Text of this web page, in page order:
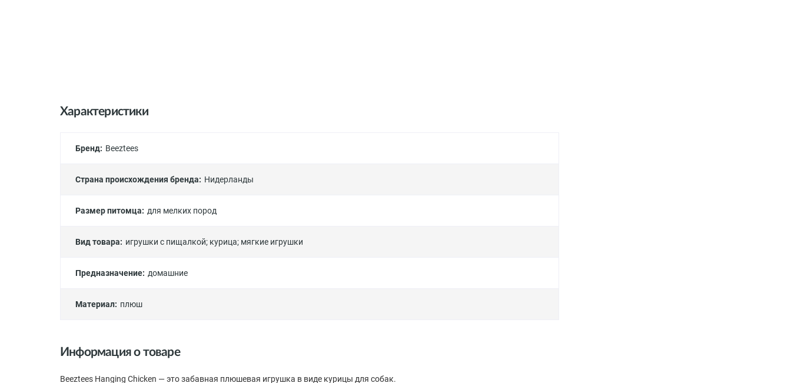
Характеристики
Бренд: Beeztees
Страна происхождения бренда: Нидерланды
Размер питомца: для мелких пород
Вид товара: игрушки с пищалкой; курица; мягкие игрушки
Предназначение: домашние
Материал: плюш
Информация о товаре
Beeztees Hanging Chicken — это забавная плюшевая игрушка в виде курицы для собак.